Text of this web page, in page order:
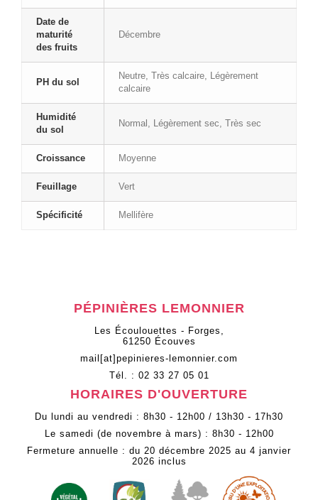
Date de
maturité
des fruits
Décembre
PH du sol
Neutre, Très calcaire, Légèrement
calcaire
Humidité
du sol
Normal, Légèrement sec, Très sec
Croissance Moyenne
Feuillage Vert
Spécificité Mellifère
PÉPINIÈRES LEMONNIER
Les Écoulouettes - Forges ,
61250 Écouves
mail[at]pepinieres-lemonnier.com
Tél. : 02 33 27 05 01
HORAIRES D'OUVERTURE
Du lundi au vendredi : 8h30 - 12h00 / 13h30 - 17h30
Le samedi (de novembre à mars) : 8h30 - 12h00
Fermeture annuelle : du 20 décembre 2025 au 4 janvier
2026 inclus